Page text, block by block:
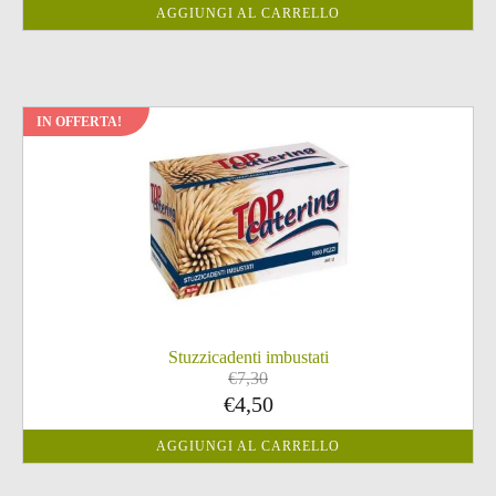
originaleattuale
AGGIUNGI AL CARRELLO
IN OFFERTA!
Stuzzicadenti imbustati
€7,30
Il
prezzo
originale
€4,50Il
prezzo
attuale
AGGIUNGI AL CARRELLO